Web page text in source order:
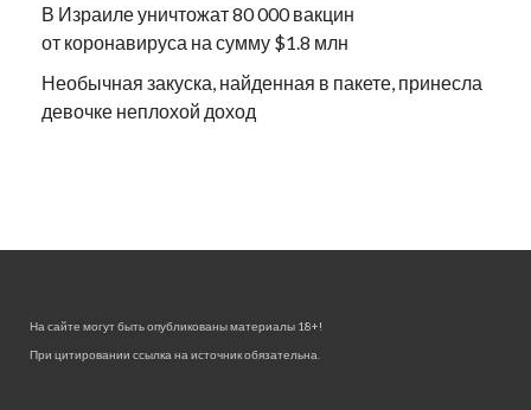
В Израиле уничтожат 80 000 вакцин
от коронавируса на сумму $1.8 млн
Необычная закуска, найденная в пакете, принесла
девочке неплохой доход
На сайте могут быть опубликованы материалы 18+!
При цитировании ссылка на источник обязательна.